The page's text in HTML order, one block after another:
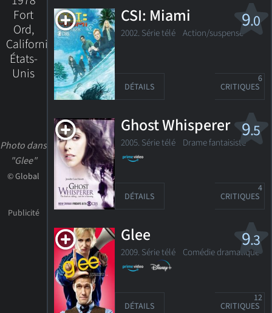
Fort
Ord,
California,
États-
Unis
Photo dans
"Glee"
© Global
9.0
CSI: Miami
2002. Série télé Action/suspense
DÉTAILS CRITIQUES
6
9.5
Ghost Whisperer
2005. Série télé Drame fantaisiste
DÉTAILS CRITIQUES
4
9.3
Glee
2009. Série télé Comédie dramatique
DÉTAILS CRITIQUES
12